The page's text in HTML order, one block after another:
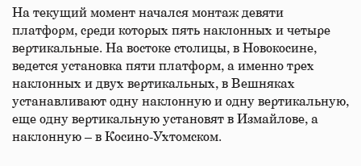
На текущий момент начался монтаж девяти
платформ, среди которых пять наклонных и четыре
вертикальные. На востоке столицы, в Новокосине,
ведется установка пяти платформ, а именно трех
наклонных и двух вертикальных, в Вешняках
устанавливают одну наклонную и одну вертикальную,
еще одну вертикальную установят в Измайлове, а
наклонную – в Косино-Ухтомском.